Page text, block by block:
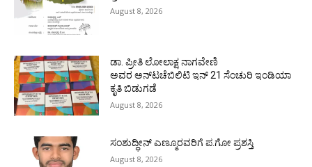
August 8, 2026
ಡಾ. ಪ್ರೀತಿ ಲೋಲಾಕ್ಷ ನಾಗವೇಣಿ
ಅವರ ಅನ್‌ಟಚೆಬಿಲಿಟಿ ಇನ್ 21 ಸೆಂಚುರಿ ಇಂಡಿಯಾ
ಕೃತಿ ಬಿಡುಗಡೆ
August 8, 2026
ಸಂಶುದ್ಧೀನ್ ಎಣ್ಮೂರವರಿಗೆ ಪ.ಗೋ ಪ್ರಶಸ್ತಿ
August 8, 2026